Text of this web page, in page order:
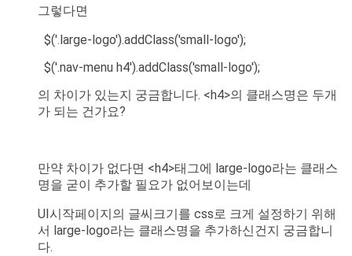
그렇다면
$('.large-logo').addClass('small-logo');
$('.nav-menu h4').addClass('small-logo');
의 차이가 있는지 궁금합니다. <h4>의 클래스명은 두개
가 되는 건가요?
만약 차이가 없다면 <h4>태그에 large-logo라는 클래스
명을 굳이 추가할 필요가 없어보이는데
UI시작페이지의 글씨크기를 css로 크게 설정하기 위해
서 large-logo라는 클래스명을 추가하신건지 궁금합니
다.